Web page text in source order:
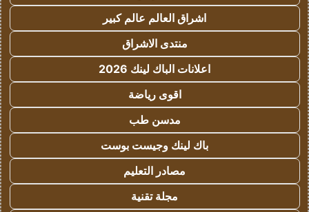
اشراق العالم عالم كبير
منتدى الاشراق
اعلانات الباك لينك 2026
اقوى رياضة
مدسن طب
باك لينك وجيست بوست
مصادر التعليم
مجلة تقنية